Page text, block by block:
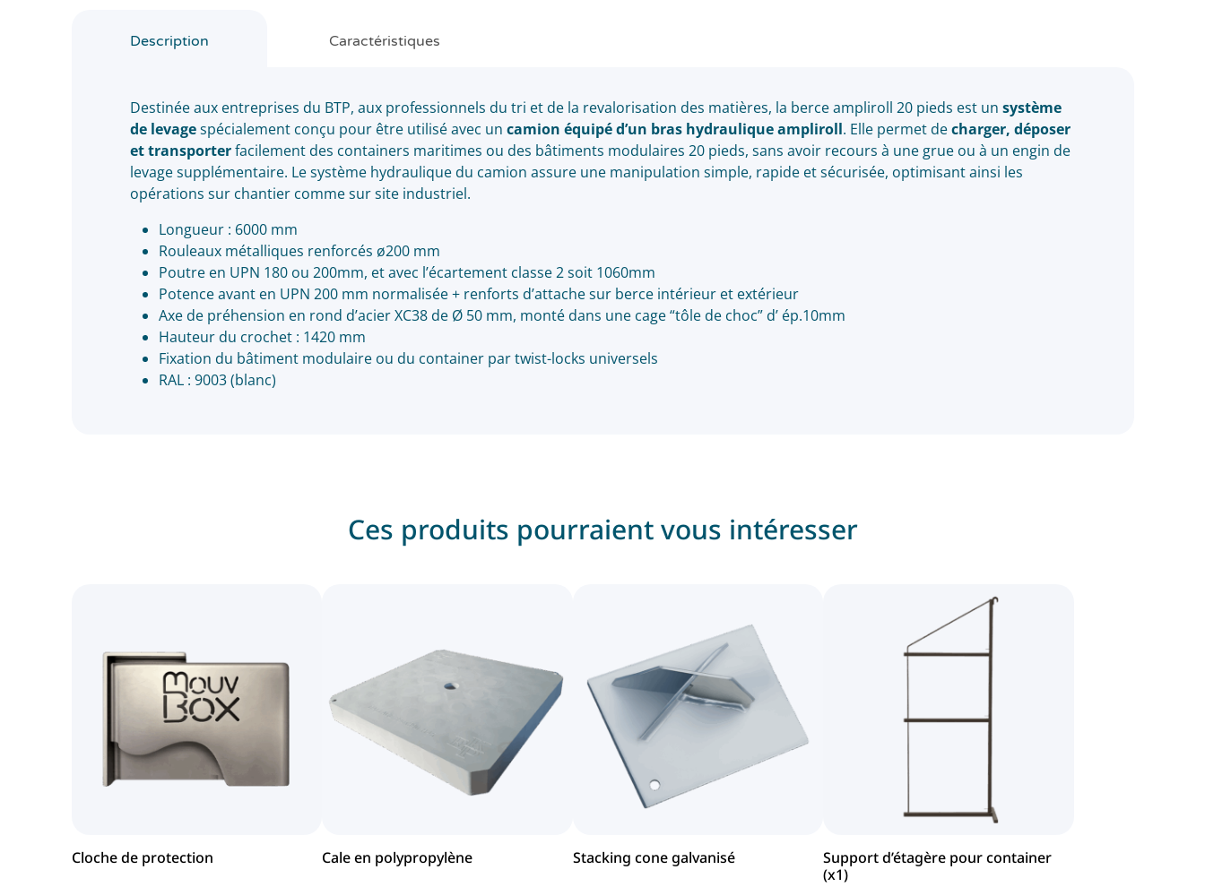
Description Caractéristiques
Destinée aux entreprises du BTP, aux professionnels du tri et de la revalorisation des matières, la berce ampliroll 20 pieds est un système
de levagespécialement conçu pour être utilisé avec un camion équipé d’un bras hydraulique ampliroll. Elle permet decharger, déposer
et transporterfacilement des containers maritimes ou des bâtiments modulaires 20 pieds, sans avoir recours à une grue ou à un engin de
levage supplémentaire. Le système hydraulique du camion assure une manipulation simple, rapide et sécurisée, optimisant ainsi les
opérations sur chantier comme sur site industriel.
Longueur : 6000 mm
Rouleaux métalliques renforcés ø200 mm
Poutre en UPN 180 ou 200mm, et avec l’écartement classe 2 soit 1060mm
Potence avant en UPN 200 mm normalisée + renforts d’attache sur berce intérieur et extérieur
Axe de préhension en rond d’acier XC38 de Ø 50 mm, monté dans une cage “tôle de choc” d’ ép.10mm
Hauteur du crochet : 1420 mm
Fixation du bâtiment modulaire ou du container par twist-locks universels
RAL : 9003 (blanc)
Ces produits pourraient vous intéresser
Cloche de protection Cale en polypropylène Stacking cone galvanisé
Support d’étagère pour container
(x1)